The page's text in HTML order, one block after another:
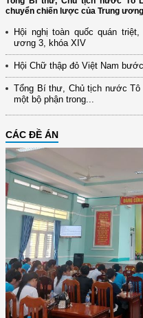
chuyển chiến lược của Trung
Hội nghị toàn quốc quán
ương 3, khóa XIV
Hội Chữ thập đỏ Việt Nam
Tổng Bí thư, Chủ tịch nước Tô
một bộ phận trong...
CÁC ĐỀ ÁN